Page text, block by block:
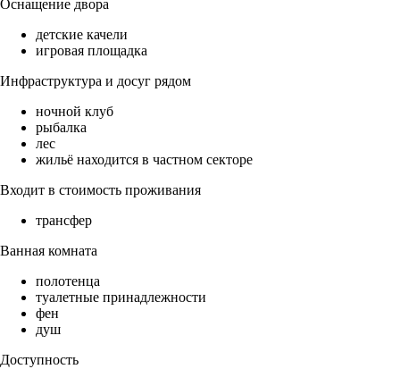
Оснащение двора
детские качели
игровая площадка
Инфраструктура и досуг рядом
ночной клуб
рыбалка
лес
жильё находится в частном секторе
Входит в стоимость проживания
трансфер
Ванная комната
полотенца
туалетные принадлежности
фен
душ
Доступность